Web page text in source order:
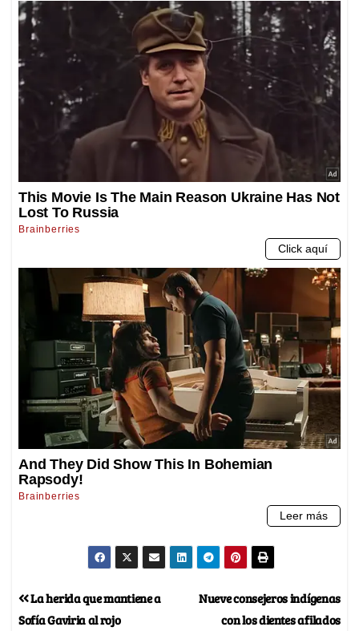
Nueve consejeros indígenas
con los dientes afilados
La herida que mantiene a
Sofía Gaviria al rojo